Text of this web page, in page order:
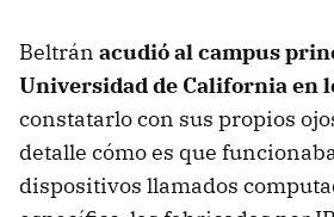
Beltrán acudió al campus
Universidad de California en
constatarlo con sus propios
detalle cómo es que
dispositivos llamados